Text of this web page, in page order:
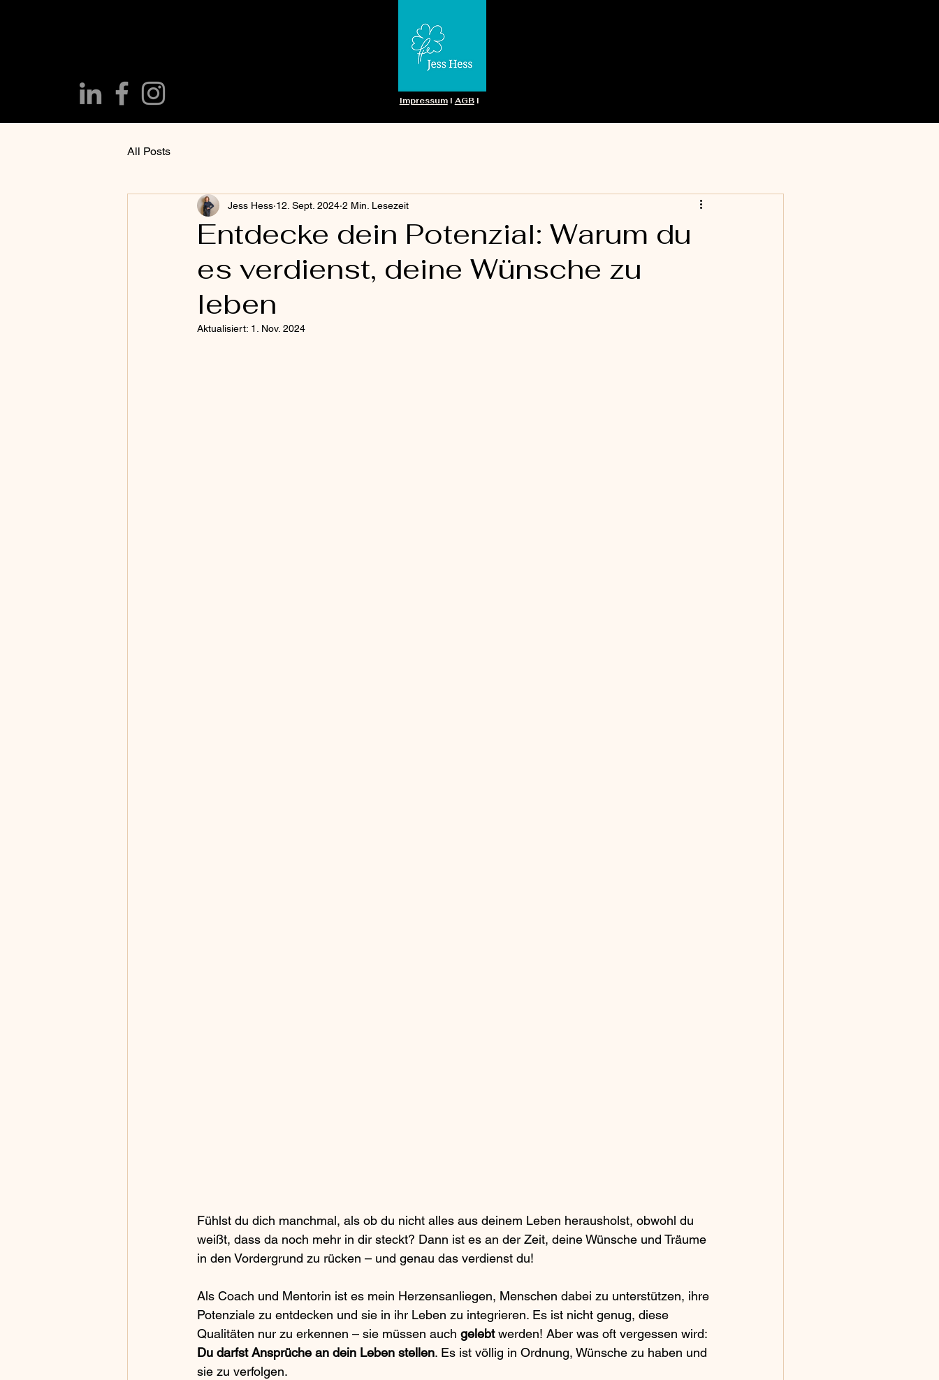
ImpressumI AGBI
All Posts
Entdecke dein Potenzial: Warum du
es verdienst, deine Wünsche zu
leben
Jess Hess 12. Sept. 2024 2 Min. Lesezeit
Aktualisiert: 1. Nov. 2024
Fühlst du dich manchmal, als ob du nicht alles aus deinem Leben herausholst, obwohl du
weißt, dass da noch mehr in dir steckt? Dann ist es an der Zeit, deine Wünsche und Träume
in den Vordergrund zu rücken – und genau das verdienst du!
Als Coach und Mentorin ist es mein Herzensanliegen, Menschen dabei zu unterstützen, ihre
Potenziale zu entdecken und sie in ihr Leben zu integrieren. Es ist nicht genug, diese
Qualitäten nur zu erkennen – sie müssen auch gelebt werden! Aber was oft vergessen wird:
Du darfst Ansprüche an dein Leben stellen. Es ist völlig in Ordnung, Wünsche zu haben und
sie zu verfolgen.